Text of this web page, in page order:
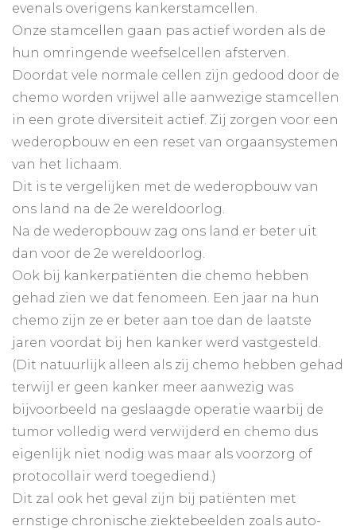
evenals overigens kankerstamcellen.
Onze stamcellen gaan pas actief worden als de
hun omringende weefselcellen afsterven.
Doordat vele normale cellen zijn gedood door de
chemo worden vrijwel alle aanwezige stamcellen
in een grote diversiteit actief. Zij zorgen voor een
wederopbouw en een reset van orgaansystemen
van het lichaam.
Dit is te vergelijken met de wederopbouw van
ons land na de 2e wereldoorlog.
Na de wederopbouw zag ons land er beter uit
dan voor de 2e wereldoorlog.
Ook bij kankerpatiënten die chemo hebben
gehad zien we dat fenomeen. Een jaar na hun
chemo zijn ze er beter aan toe dan de laatste
jaren voordat bij hen kanker werd vastgesteld.
(Dit natuurlijk alleen als zij chemo hebben gehad
terwijl er geen kanker meer aanwezig was
bijvoorbeeld na geslaagde operatie waarbij de
tumor volledig werd verwijderd en chemo dus
eigenlijk niet nodig was maar als voorzorg of
protocollair werd toegediend.)
Dit zal ook het geval zijn bij patiënten met
ernstige chronische ziektebeelden zoals auto-